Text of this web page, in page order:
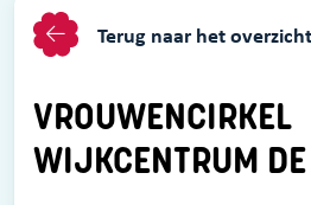
Terug naar het overzicht
VROUWENCIRKEL
WIJKCENTRUM